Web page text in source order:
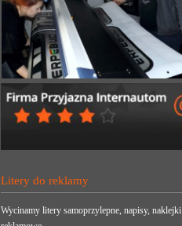
Litery do reklamy
Wycinamy litery samoprzylepne, napisy, naklejki